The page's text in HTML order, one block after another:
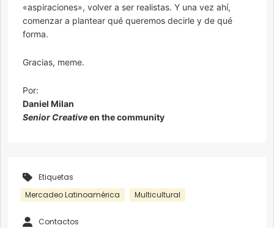
«aspiraciones», volver a ser realistas. Y una vez ahí,
comenzar a plantear qué queremos decirle y de qué
forma.
Gracias, meme.
Por:
Daniel Milan
Senior Creativeen the community
Etiquetas
Mercadeo Latinoamérica
Multicultural
Contactos